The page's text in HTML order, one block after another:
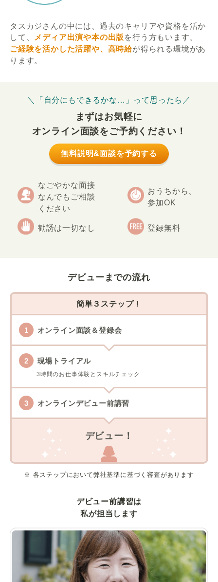
タスカジさんの中には、過去のキャリアや資格を活か
して、
メディア出演や本の出版 を行う方もいます。
ご経験を活かした活躍や、高時給が得られる環境があ
ります。
＼「自分にもできるかな…」って思ったら／
まずはお気軽に
オンライン面談をご予約ください！
無料説明&面談を予約する
なごやかな面接
なんでもご相談
ください
おうちから、
参加OK
勧誘は一切なし 登録無料
デビューまでの流れ
簡単３ステップ！
オンライン面談＆登録会
現場トライアル
3時間のお仕事体験とスキルチェック
オンラインデビュー前講習
デビュー！
※ 各ステップにおいて弊社基準に基づく審査があります
デビュー前講習は
私が担当します